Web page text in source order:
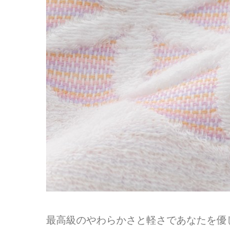
最高級のやわらかさと軽さであなたを優